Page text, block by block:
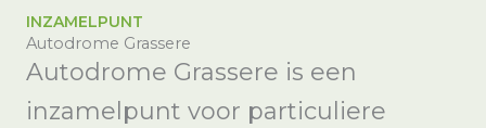
INZAMELPUNT
Autodrome Grassere
Autodrome Grassere is een
inzamelpunt voor particuliere